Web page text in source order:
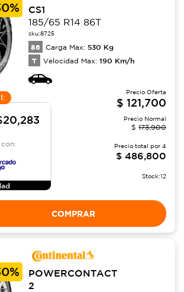
CS1
185/65 R14 86T
sku:8725
86 Carga Max: 530 Kg
T Velocidad Max: 190 Km/h
Precio Oferta
$ 121,700
Precio Normal
$ 173,900
Precio total por 4
$ 486,800
Stock:12
COMPRAR
POWERCONTACT
2